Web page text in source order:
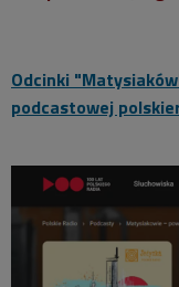
Odcinki
podcastowej